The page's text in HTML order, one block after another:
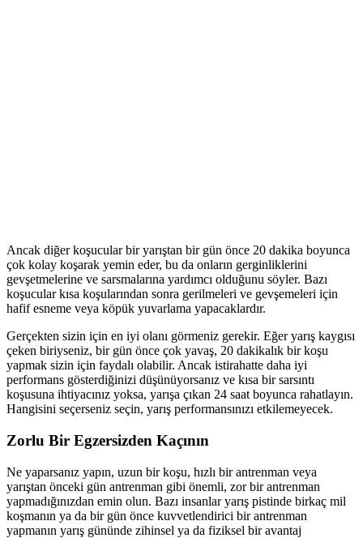
Ancak diğer koşucular bir yarıştan bir gün önce 20 dakika boyunca
çok kolay koşarak yemin eder, bu da onların gerginliklerini
gevşetmelerine ve sarsmalarına yardımcı olduğunu söyler. Bazı
koşucular kısa koşularından sonra gerilmeleri ve gevşemeleri için
hafif esneme veya köpük yuvarlama yapacaklardır.
Gerçekten sizin için en iyi olanı görmeniz gerekir. Eğer yarış kaygısı
çeken biriyseniz, bir gün önce çok yavaş, 20 dakikalık bir koşu
yapmak sizin için faydalı olabilir. Ancak istirahatte daha iyi
performans gösterdiğinizi düşünüyorsanız ve kısa bir sarsıntı
koşusuna ihtiyacınız yoksa, yarışa çıkan 24 saat boyunca rahatlayın.
Hangisini seçerseniz seçin, yarış performansınızı etkilemeyecek.
Zorlu Bir Egzersizden Kaçının
Ne yaparsanız yapın, uzun bir koşu, hızlı bir antrenman veya
yarıştan önceki gün antrenman gibi önemli, zor bir antrenman
yapmadığınızdan emin olun. Bazı insanlar yarış pistinde birkaç mil
koşmanın ya da bir gün önce kuvvetlendirici bir antrenman
yapmanın yarış gününde zihinsel ya da fiziksel bir avantaj